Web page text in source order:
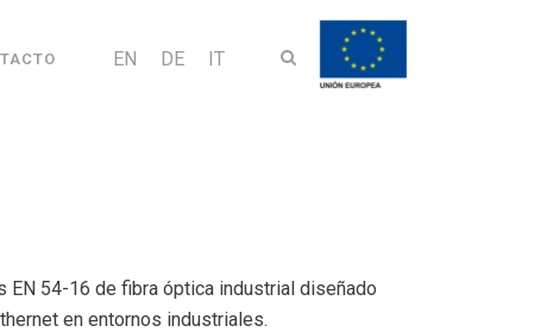
EN DE IT
EN 54-16 de fibra óptica industrial diseñado
en entornos industriales.